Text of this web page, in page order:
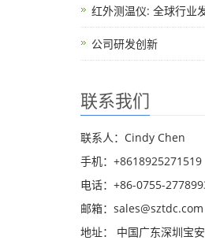
红外测温仪: 全球行业
公司研发创新
联系我们
联系人：Cindy Chen
手机：+8618925271519
电话：+86-0755-
邮箱： sales@sztdc.com
地址： 中国广东深圳宝